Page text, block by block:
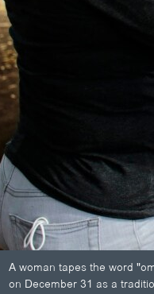
A woman tapes the word
on December 31 as a